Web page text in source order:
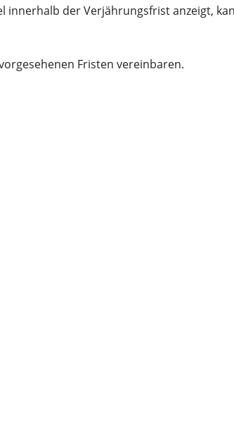
der Verjährungsfrist anzeigt,
Fristen vereinbaren.